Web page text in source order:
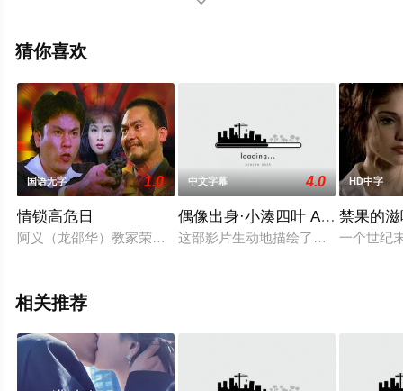
了解。
猜你喜欢
国语无字 1.0
情锁高危日
阿义（龙邵华）教家荣（曲慧德）泡妞，家荣看上了青青，两
中文字幕 4.0
偶像出身·小湊四叶 AV出道
这部影片生动地描绘了前日本偶像小
HD中字
禁果的
一个世纪
相关推荐